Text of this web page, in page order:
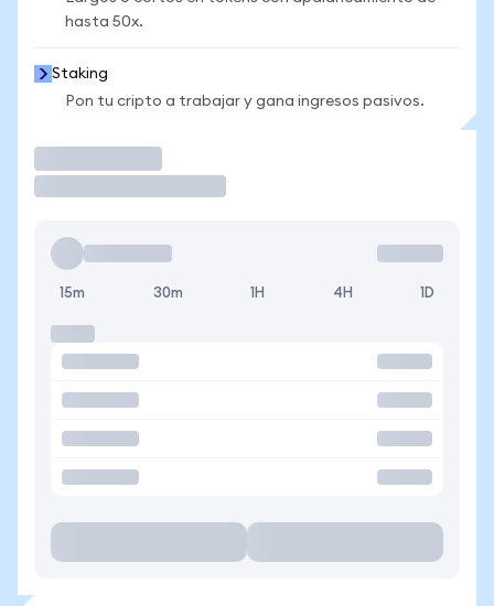
hasta 50x.
Staking
Pon tu cripto a trabajar y gana ingresos pasivos.
15m 30m 1H 4H 1D